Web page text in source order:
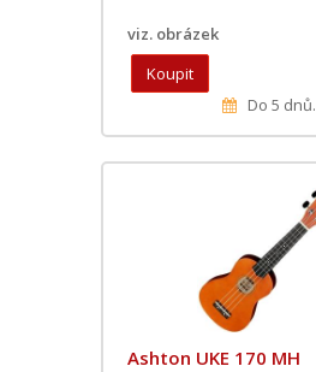
viz. obrázek
Do 5 dnů.
Ashton UKE 170 MH